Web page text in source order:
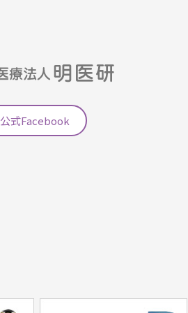
公式Facebook